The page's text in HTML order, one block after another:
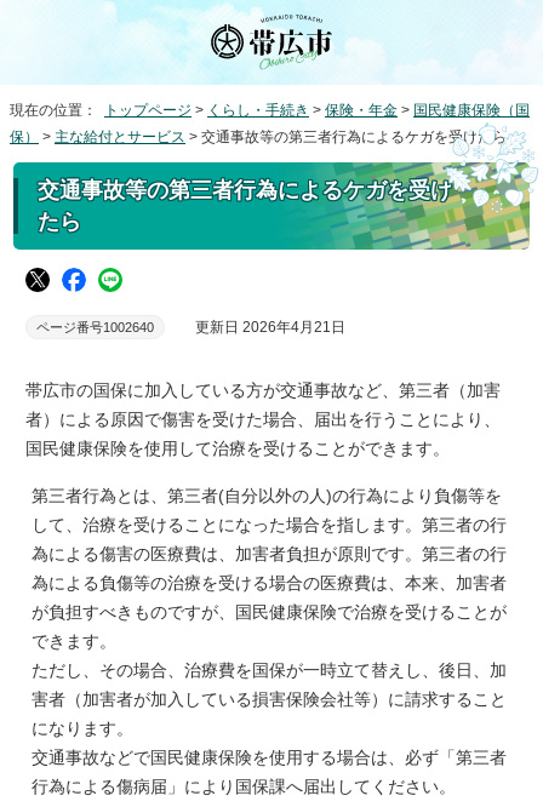
現在の位置： トップページ > くらし・手続き > 保険・年金 > 国民健康保険（国
保）
> 主な給付とサービス > 交通事故等の第三者行為によるケガを受けたら
交通事故等の第三者行為によるケガを受け
たら
ページ番号1002640 更新日 2026年4月21日
帯広市の国保に加入している方が交通事故など、第三者（加害
者）による原因で傷害を受けた場合、届出を行うことにより、
国民健康保険を使用して治療を受けることができます。
第三者行為とは、第三者(自分以外の人)の行為により負傷等を
して、治療を受けることになった場合を指します。第三者の行
為による傷害の医療費は、加害者負担が原則です。第三者の行
為による負傷等の治療を受ける場合の医療費は、本来、加害者
が負担すべきものですが、国民健康保険で治療を受けることが
できます。
ただし、その場合、治療費を国保が一時立て替えし、後日、加
害者（加害者が加入している損害保険会社等）に請求すること
になります。
交通事故などで国民健康保険を使用する場合は、必ず「第三者
行為による傷病届」により国保課へ届出してください。